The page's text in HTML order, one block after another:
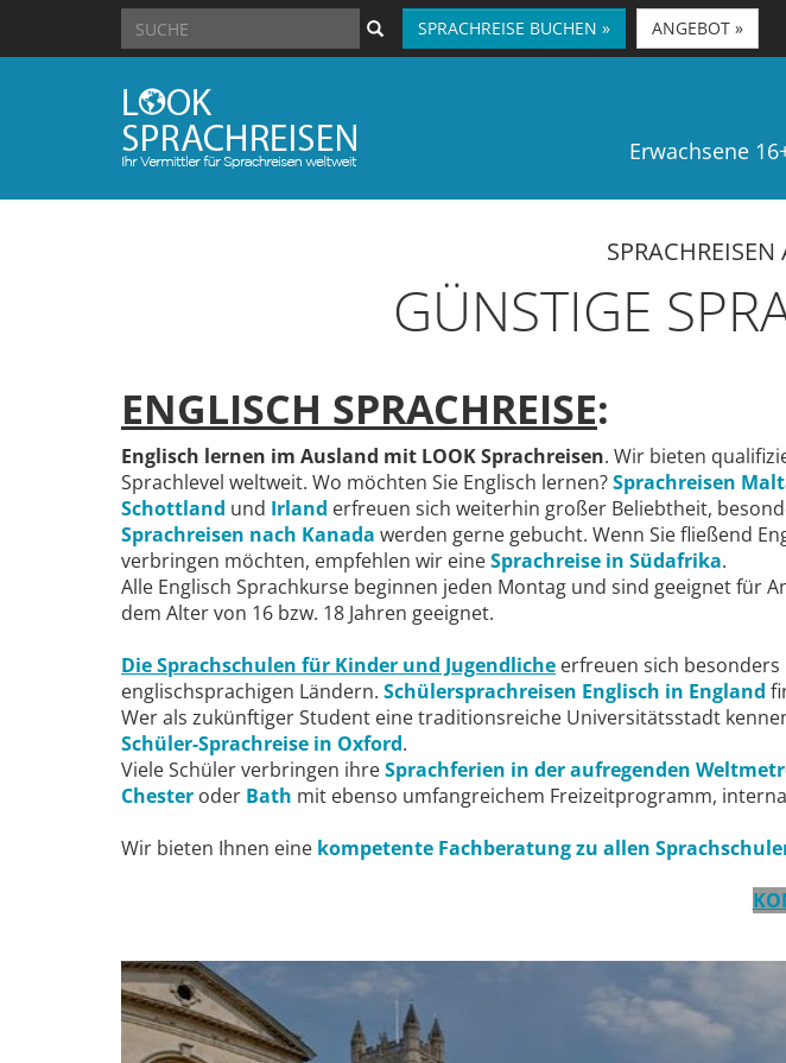
SPRACHREISE BUCHEN » ANGEBOT »
Erwachsene
GÜNSTIGE
ENGLISCH SPRACHREISE:
Englisch lernen im Ausland mit LOOK Sprachreisen. Wir bieten
Sprachlevel weltweit. Wo möchten Sie Englisch lernen?Sprachreisen
Schottland und Irland erfreuen sich weiterhin großer Beliebtheit,
Sprachreisen nach Kanada werden gerne gebucht. Wenn Sie fließend
verbringen möchten, empfehlen wir eineSprachreise in Südafrika.
Alle Englisch Sprachkurse beginnen jeden Montag und sind geeignet für
dem Alter von 16 bzw. 18 Jahren geeignet.
Die Sprachschulen für Kinder und Jugendliche erfreuen sich
englischsprachigen Ländern. Schülersprachreisen Englisch in England
Wer als zukünftiger Student eine traditionsreiche Universitätsstadt
Schüler-Sprachreise in Oxford.
Viele Schüler verbringen ihreSprachferien in der aufregenden
Chester oder Bath mit ebenso umfangreichem Freizeitprogramm,
Wir bieten Ihnen eine kompetente Fachberatung zu allen